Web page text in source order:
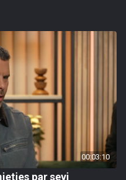
00:03:10
par sevi